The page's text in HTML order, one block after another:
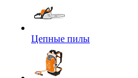
Цепные пилы